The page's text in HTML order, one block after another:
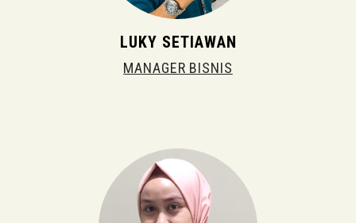
LUKY SETIAWAN
MANAGER BISNIS